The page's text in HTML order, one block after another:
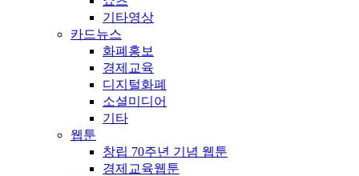
기타영상
카드뉴스
화폐홍보
경제교육
디지털화폐
소셜미디어
기타
웹툰
창립 70주년 기념 웹툰
경제교육웹툰